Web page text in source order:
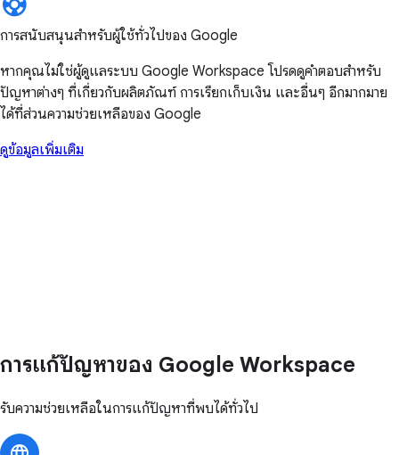
การสนับสนุนสำหรับผู้ใช้ทั่วไปของ Google
หากคุณไม่ใช่ผู้ดูแลระบบ Google Workspace โปรดดูคำตอบสำหรับ
ปัญหาต่างๆ ที่เกี่ยวกับผลิตภัณฑ์ การเรียกเก็บเงิน และอื่นๆ อีกมากมาย
ได้ที่ส่วนความช่วยเหลือของ Google
ดูข้อมูลเพิ่มเติม
การแก้ปัญหาของ Google Workspace
รับความช่วยเหลือในการแก้ปัญหาที่พบได้ทั่วไป